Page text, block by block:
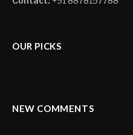
OUR PICKS
NEW COMMENTS